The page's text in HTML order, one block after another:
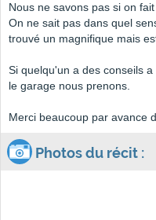
Nous ne savons pas si on
On ne sait pas dans quel
trouvé un magnifique mais
Si quelqu'un a des conseils
le garage nous prenons.
Merci beaucoup par avance
Photos du récit :